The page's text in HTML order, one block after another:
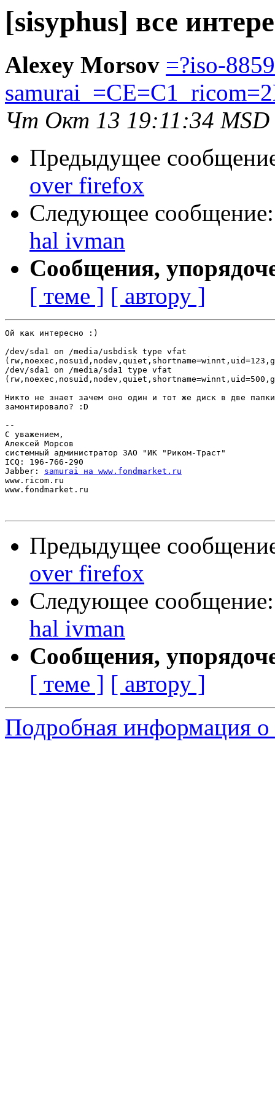
[sisyphus] все
Alexey Morsov =?iso-
Чт Окт 13 19:11:34 MSD
Предыдущее
over firefox
Следующее
hal ivman
Сообщения,
[ теме ] [ автору ]
Ой как интересно :)
/dev/sda1 on /media/usbdisk type vfat
/dev/sda1 on /media/sda1 type vfat
Никто не знает зачем оно один и тот же диск в две
замонтировало? :D
--
С уважением,
Алексей Морсов
системный администратор ЗАО "ИК "Риком-Траст"
ICQ: 196-766-290
Jabber: samurai на www.fondmarket.ru
www.ricom.ru
www.fondmarket.ru
Предыдущее
over firefox
Следующее
hal ivman
Сообщения,
[ теме ] [ автору ]
Подробная информация о